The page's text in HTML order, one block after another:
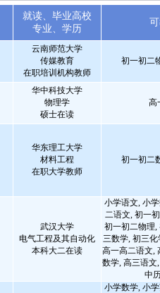
就读、毕业高校
专业、学历
云南师范大学
传媒教育
在职培训机构教师
初一初二
华中科技大学
物理学
硕士在读
高
华东理工大学
材料工程
在职大学教师
初一初二
武汉大学
电气工程及其自动化
本科大二在读
小学语文, 小
二语文, 初一
初一初二物理,
三数学, 初三
高一高二语文,
数学, 高三语文
中
小学数学, 小